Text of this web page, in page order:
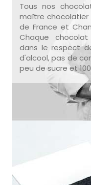
Tous nos
maître chocolatier
de France et
Chaque
dans le respect
d'alcool, pas de
peu de sucre et